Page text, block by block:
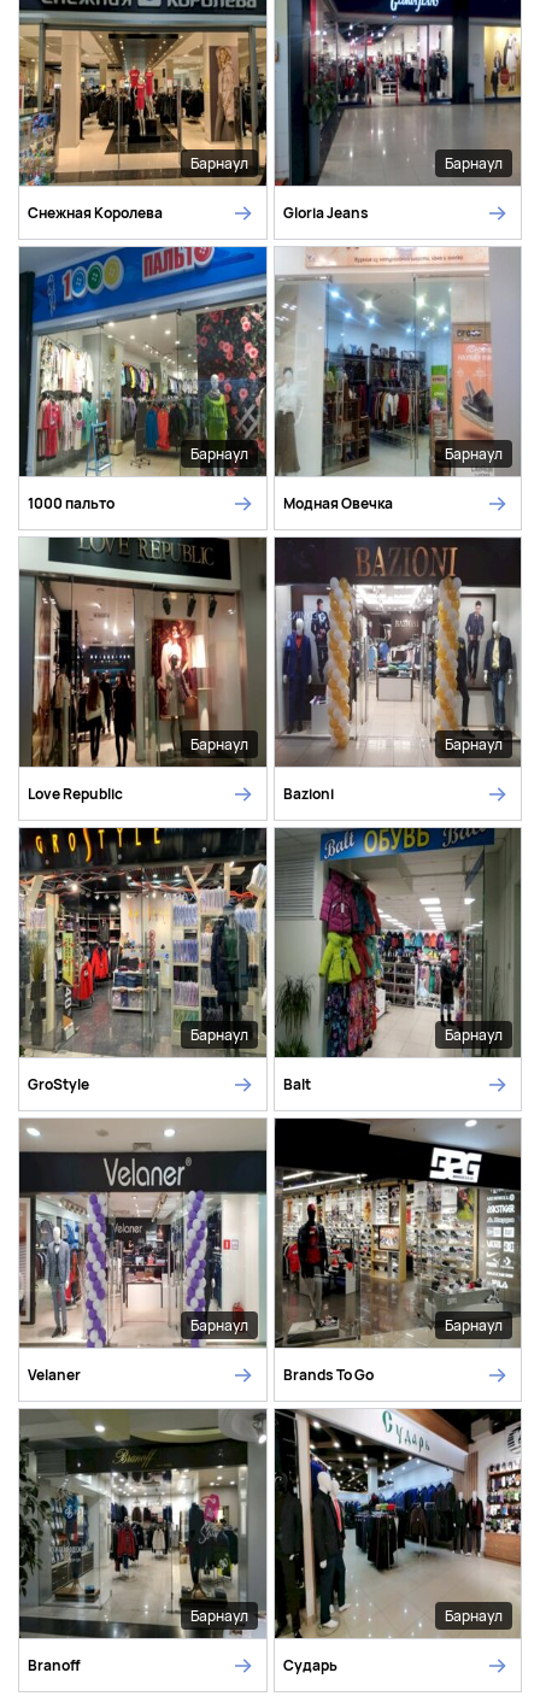
Барнаул
Снежная Королева
Барнаул
Gloria Jeans
Барнаул
1000 пальто
Барнаул
Модная Овечка
Барнаул
Love Republic
Барнаул
Bazioni
Барнаул
GroStyle
Барнаул
Balt
Барнаул
Velaner
Барнаул
Brands To Go
Барнаул
Branoff
Барнаул
Сударь